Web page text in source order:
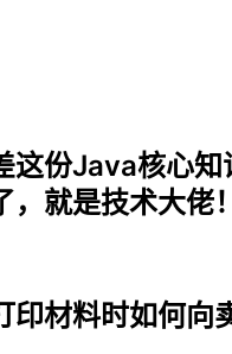
这份Java核心知
就是技术大佬！
印材料时如何向